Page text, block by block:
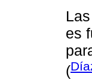
es
(